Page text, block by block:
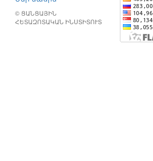
© ՑԱՆՑԱՅԻՆ
ՀԵՏԱԶՈՏԱԿԱՆ ԻՆՍՏԻՏՈՒՏ